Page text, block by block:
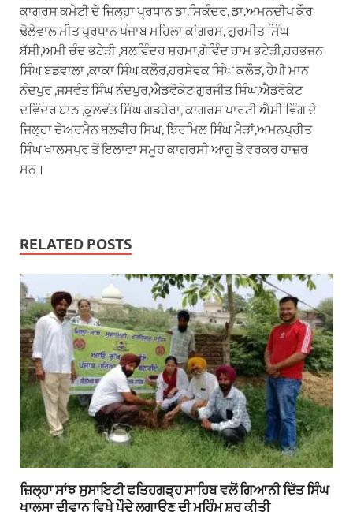
ਕਾਗਰਸ ਕਮੇਟੀ ਦੇ ਜਿਲ੍ਹਾ ਪ੍ਰਧਾਨ ਡਾ.ਸਿਕੰਦਰ, ਡਾ.ਅਮਨਦੀਪ ਕੌਰ
ਢੋਲੇਵਾਲ ਮੀਤ ਪ੍ਰਧਾਨ ਪੰਜਾਬ ਮਹਿਲਾ ਕਾਂਗਰਸ, ਗੁਰਮੀਤ ਸਿੰਘ
ਬੱਸੀ,ਅਮੀ ਚੰਦ ਭਟੇੜੀ ,ਬਲਵਿੰਦਰ ਸ਼ਰਮਾ,ਗੋਵਿੰਦ ਰਾਮ ਭਟੇੜੀ,ਹਰਭਜਨ
ਸਿੰਘ ਬਡਵਾਲਾ ,ਕਾਕਾ ਸਿੰਘ ਕਲੌਰ,ਹਰਸੇਵਕ ਸਿੰਘ ਕਲੌੜ, ਹੈਪੀ ਮਾਨ
ਨੰਦਪੁਰ ,ਜਸਵੰਤ ਸਿੰਘ ਨੰਦਪੁਰ,ਐਡਵੋਕੇਟ ਗੁਰਜੀਤ ਸਿੰਘ,ਐਡਵੋਕੇਟ
ਦਵਿੰਦਰ ਬਾਠ ,ਕੁਲਵੰਤ ਸਿੰਘ ਗਡਹੇਰਾ, ਕਾਗਰਸ ਪਾਰਟੀ ਐਸੀ ਵਿੰਗ ਦੇ
ਜਿਲ੍ਹਾ ਚੇਅਰਮੈਨ ਬਲਵੀਰ ਸਿਘ, ਝਿਰਮਿਲ ਸਿੰਘ ਮੈੜਾਂ,ਅਮਨਪ੍ਰੀਤ
ਸਿੰਘ ਖਾਲਸਪੁਰ ਤੋਂ ਇਲਾਵਾ ਸਮੂਹ ਕਾਗਰਸੀ ਆਗੂ ਤੇ ਵਰਕਰ ਹਾਜ਼ਰ
ਸਨ।
RELATED POSTS
ਜ਼ਿਲ੍ਹਾ ਸਾਂਝ ਸੁਸਾਇਟੀ ਫਤਿਹਗੜ੍ਹ ਸਾਹਿਬ ਵਲੋਂ ਗਿਆਨੀ ਦਿੱਤ ਸਿੰਘ
ਖਾਲਸਾ ਦੀਵਾਨ ਵਿਖੇ ਪੌਦੇ ਲਗਾਉਣ ਦੀ ਮੁਹਿੰਮ ਸ਼ੁਰੂ ਕੀਤੀ